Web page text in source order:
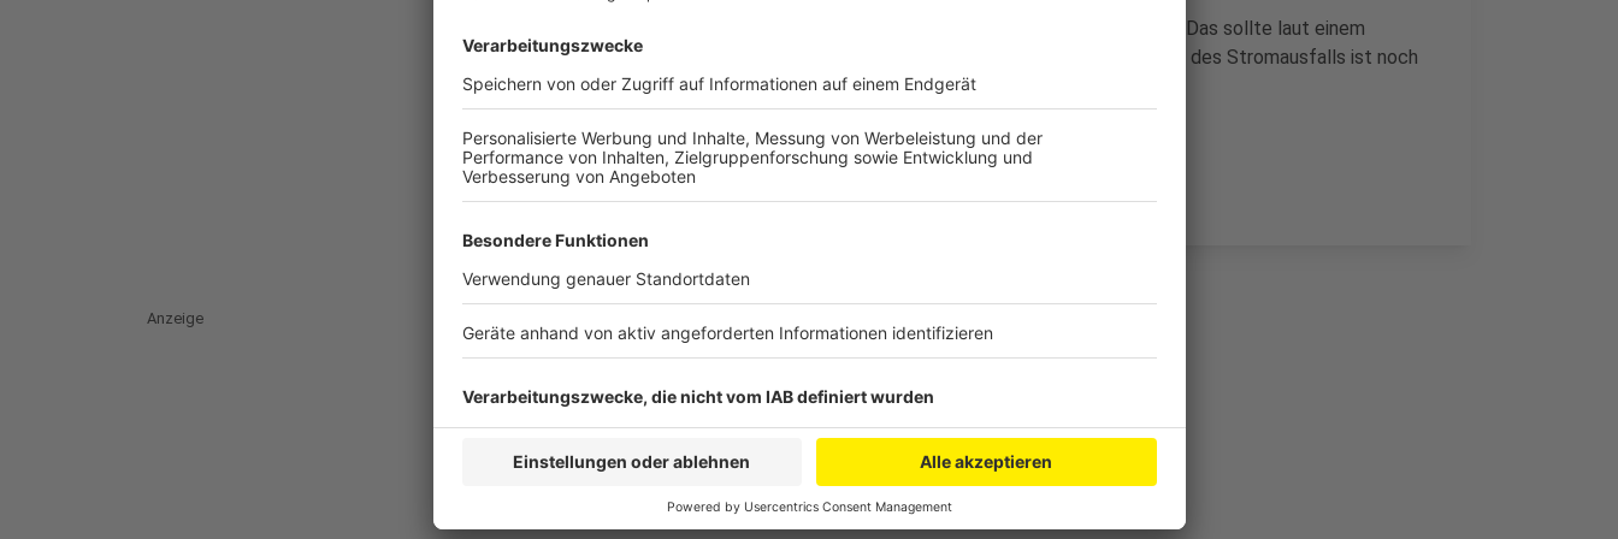
Die RheinEnergie ist dran, um die Versorgung wieder herzustellen. Das sollte laut einem
Sprecher im Laufe der nächsten Stunde der Fall sein. Die Ursache des Stromausfalls ist noch
unklar.
Anzeige
Anzeige